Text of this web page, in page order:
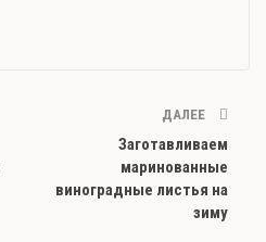
ДАЛЕЕ
Заготавливаем
маринованные
виноградные листья на
зиму